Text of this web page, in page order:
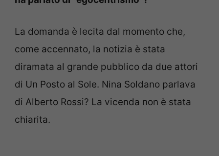
La domanda è lecita dal momento che,
come accennato, la notizia è stata
diramata al grande pubblico da due attori
di Un Posto al Sole. Nina Soldano parlava
di Alberto Rossi? La vicenda non è stata
chiarita.